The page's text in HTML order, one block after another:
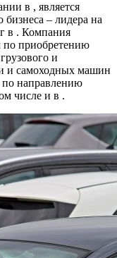
в , является
– лидера на
в . Компания
по приобретению
и
и самоходных машин
по направлению
числе и в .